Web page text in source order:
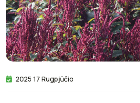
2025 17 Rugpjūčio